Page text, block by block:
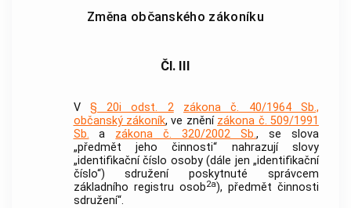
Změna občanského zákoníku
Čl. III
V § 20i odst. 2
zákona č. 40/1964 Sb.,
občanský zákoník, ve znění zákona č. 509/1991
Sb. a zákona č. 320/2002 Sb., se slova
„předmět jeho činnosti“ nahrazují slovy
„identifikační číslo osoby (dále jen „identifikační
číslo“) sdružení poskytnuté správcem
základního registru osob2a), předmět činnosti
sdružení“.